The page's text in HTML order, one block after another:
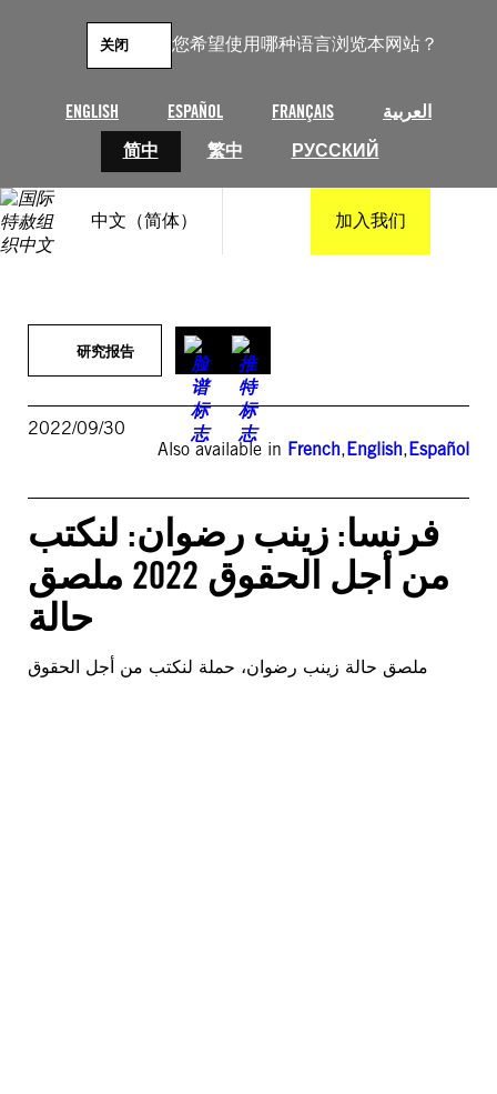
您希望使用哪种语言浏览本网站？
ENGLISH ESPAÑOL FRANÇAIS
العربية
简中
繁中 РУССКИЙ
关闭
中文（简体） 加入我们
研究报告
2022/09/30
Also available in French,English,Español
فرنسا: زينب رضوان: لنكتب
من أجل الحقوق 2022 ملصق
حالة
ملصق حالة زينب رضوان، حملة لنكتب من أجل الحقوق